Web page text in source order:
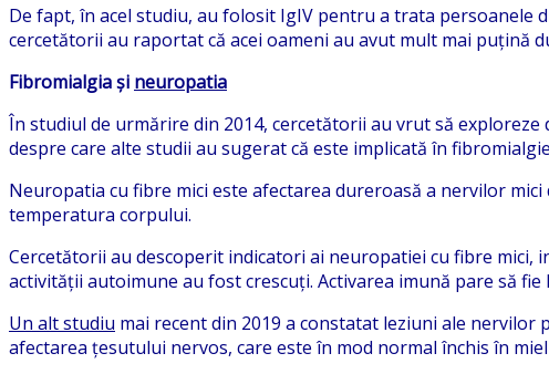
De fapt, în acel studiu, au folosit IgIV pentru a trata persoanele
cercetătorii au raportat că acei oameni au avut mult mai puțină
Fibromialgia și neuropatia
În studiul de urmărire din 2014, cercetătorii au vrut să
despre care alte studii au sugerat că este implicată în
Neuropatia cu fibre mici este afectarea dureroasă a nervilor
temperatura corpului.
Cercetătorii au descoperit indicatori ai neuropatiei cu fibre mici,
activității autoimune au fost crescuți. Activarea imună pare să
Un alt studiu mai recent din 2019 a constatat leziuni ale
afectarea țesutului nervos, care este în mod normal închis în